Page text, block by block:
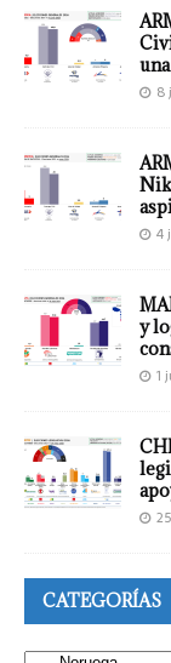
8
4
y
1
CATEGORÍAS